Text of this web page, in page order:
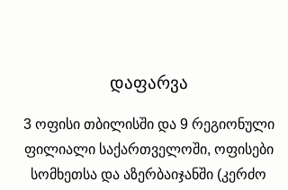
დაფარვა
3 ოფისი თბილისში და 9 რეგიონული
ფილიალი საქართველოში, ოფისები
სომხეთსა და აზერბაიჯანში (კერძო